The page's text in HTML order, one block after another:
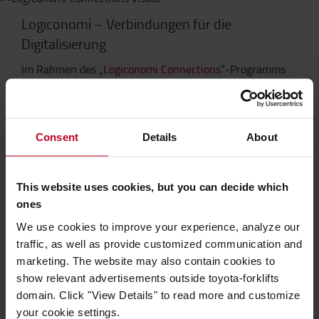
Consent Details About
This website uses cookies, but you can decide which
ones
We use cookies to improve your experience, analyze our
traffic, as well as provide customized communication and
marketing. The website may also contain cookies to
show relevant advertisements outside toyota-forklifts
domain. Click "View Details" to read more and customize
your cookie settings.
Logiconomi – Verbindungen für die
Digitalisierung
Im Rahmen des „Logiconomi Connections“-Programms
haben wir innovative Lösungsanbieter für typische
Herausforderungen der Digitalisierung identifiziert, um
Indicio
– KI-gestützte Prognosesoftware, die
kollaborative, datengestützte
Logivations – Digital-Twin- und
simulation und -leistungsverbesserung.
BoxID– Sensorbasierte Tracking-Lösung, die
Echtzeit-Transparenz über Bestände und
Ladungsträger ermöglicht.
Shippeo– Plattform für Echtzeit-Transparenz im
Transportwesen, die Versanddaten über die